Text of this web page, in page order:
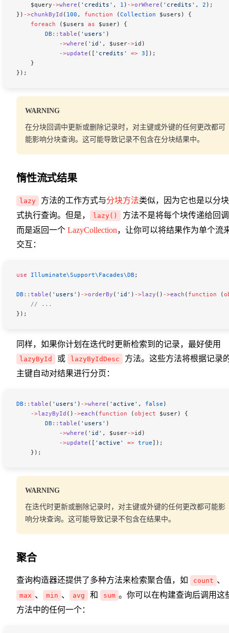
    $query
->where ( 'credits' , 1 ) ->orWhere ( 'credits' , 2 );
}) ->chunkById ( 100 , function (Collection $users ) {
    foreach
( $users as $user) {
        DB
:: table ( 'users' )
            ->
where ( 'id' , $user->id )
            ->
update ([ 'credits' => 3]);
    }
});
WARNING
在分块回调中更新或删除记录时，对主键或外键的任何更改都可
能影响分块查询。这可能导致记录不包含在分块结果中。
惰性流式结果
lazy 方法的工作方式与分块方法类似，因为它也是以分
式执行查询。但是，
lazy()
方法不是将每个块传递给回
而是返回一个 LazyCollection，让你可以将结果作为单个流
交互：
use Illuminate\Support\Facades\DB ;
DB :: table ( 'users' ) ->orderBy ( 'id' ) ->lazy () ->each ( function (
    // ...
});
同样，如果你计划在迭代时更新检索到的记录，最好使用
lazyById 或 lazyByIdDesc
方法。这些方法将根据记录
主键自动对结果进行分页：
DB :: table ( 'users' ) ->where ( 'active' , false )
    ->
lazyById () ->each ( function (object $user) {
        DB
:: table ( 'users' )
            ->
where ( 'id' , $user->id )
            ->
update ([ 'active' => true]);
    });
WARNING
在迭代时更新或删除记录时，对主键或外键的任何更改都可能影
响分块查询。这可能导致记录不包含在结果中。
聚合
查询构造器还提供了多种方法来检索聚合值，如 count 、
max 、 min 、 avg 和 sum 。你可以在构建查询后调用这
方法中的任何一个：